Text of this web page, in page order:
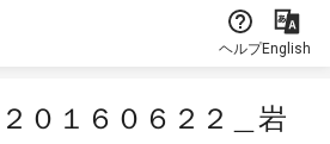
ヘルプEnglish
０１６０６２２＿岩